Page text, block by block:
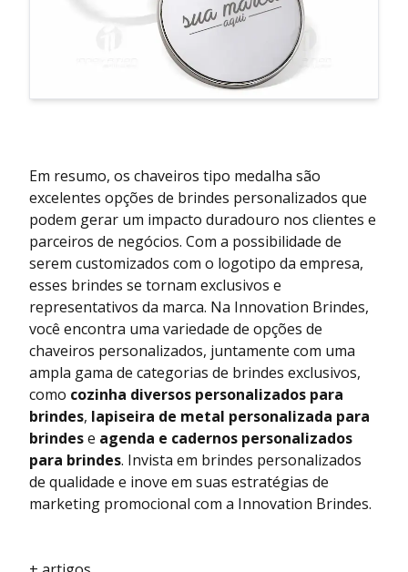
Em resumo, os chaveiros tipo medalha são
excelentes opções de brindes personalizados que
podem gerar um impacto duradouro nos clientes e
parceiros de negócios. Com a possibilidade de
serem customizados com o logotipo da empresa,
esses brindes se tornam exclusivos e
representativos da marca. Na Innovation Brindes,
você encontra uma variedade de opções de
chaveiros personalizados, juntamente com uma
ampla gama de categorias de brindes exclusivos,
como cozinha diversos personalizados para
brindes, lapiseira de metal personalizada para
brindese agenda e cadernos personalizados
para brindes. Invista em brindes personalizados
de qualidade e inove em suas estratégias de
marketing promocional com a Innovation Brindes.